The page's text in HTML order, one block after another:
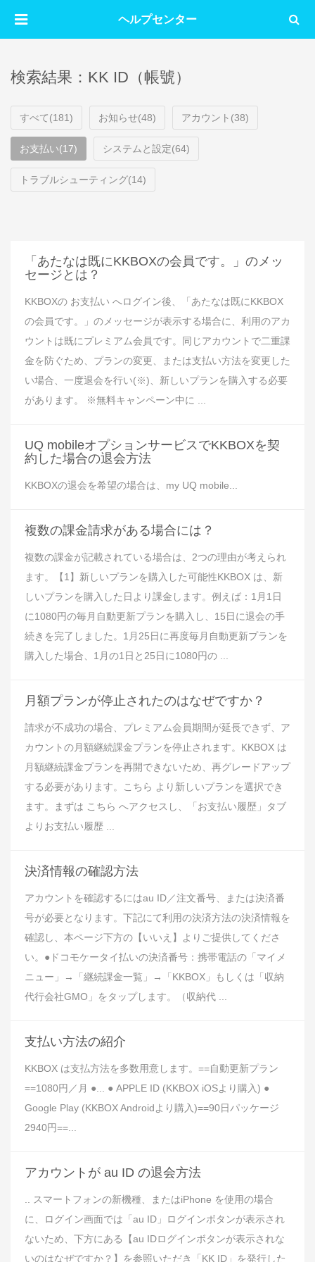
ヘルプセンター
検索結果：KK ID（帳號）
すべて(181) お知らせ(48) アカウント(38)
お支払い(17) システムと設定(64)
トラブルシューティング(14)
「あたなは既にKKBOXの会員です。」のメッ
セージとは？
KKBOXの お支払い へログイン後、「あたなは既にKKBOX
の会員です。」のメッセージが表示する場合に、利用のアカ
ウントは既にプレミアム会員です。同じアカウントで二重課
金を防ぐため、プランの変更、または支払い方法を変更した
い場合、一度退会を行い(※)、新しいプランを購入する必要
があります。 ※無料キャンペーン中に ...
UQ mobileオプションサービスでKKBOXを契
約した場合の退会方法
KKBOXの退会を希望の場合は、my UQ mobile...
複数の課金請求がある場合には？
複数の課金が記載されている場合は、2つの理由が考えられ
ます。【1】新しいプランを購入した可能性KKBOX は、新
しいプランを購入した日より課金します。例えば：1月1日
に1080円の毎月自動更新プランを購入し、15日に退会の手
続きを完了しました。1月25日に再度毎月自動更新プランを
購入した場合、1月の1日と25日に1080円の ...
月額プランが停止されたのはなぜですか？
請求が不成功の場合、プレミアム会員期間が延長できず、ア
カウントの月額継続課金プランを停止されます。KKBOX は
月額継続課金プランを再開できないため、再グレードアップ
する必要があります。こちら より新しいプランを選択でき
ます。まずは こちら へアクセスし、「お支払い履歴」タブ
よりお支払い履歴 ...
決済情報の確認方法
アカウントを確認するにはau ID／注文番号、または決済番
号が必要となります。下記にて利用の決済方法の決済情報を
確認し、本ページ下方の【いいえ】よりご提供してくださ
い。●ドコモケータイ払いの決済番号：携帯電話の「マイメ
ニュー」→「継続課金一覧」→「KKBOX」もしくは「収納
代行会社GMO」をタップします。（収納代 ...
支払い方法の紹介
KKBOX は支払方法を多数用意します。==自動更新プラン
==1080円／月 ●... ● APPLE ID (KKBOX iOSより購入) ●
Google Play (KKBOX Androidより購入)==90日パッケージ
2940円==...
アカウントが au ID の退会方法
.. スマートフォンの新機種、またはiPhone を使用の場合
に、ログイン画面では「au ID」ログインボタンが表示され
ないため、下方にある【au IDログインボタンが表示されな
いのはなぜですか？】を参照いただき「KK ID」を発行した